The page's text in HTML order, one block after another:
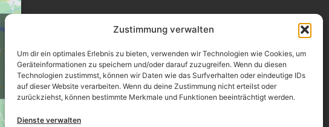
Zustimmung verwalten
Um dir ein optimales Erlebnis zu bieten, verwenden wir Technologien wie Cookies, um
Geräteinformationen zu speichern und/oder darauf zuzugreifen. Wenn du diesen
Technologien zustimmst, können wir Daten wie das Surfverhalten oder eindeutige IDs
auf dieser Website verarbeiten. Wenn du deine Zustimmung nicht erteilst oder
zurückziehst, können bestimmte Merkmale und Funktionen beeinträchtigt werden.
Dienste verwalten
Impressum
Datenschutz
Erklärung zur Barrierefreiheit
AGB